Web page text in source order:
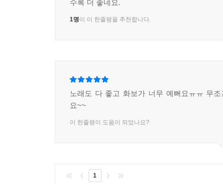
수록 더 좋네요.
1명이 이 한줄평을 추천합니다.
노래도 다 좋고 화보가 너무 예뻐요ㅠㅠ 무
요~~
이 한줄평이 도움이 되었나요?
1